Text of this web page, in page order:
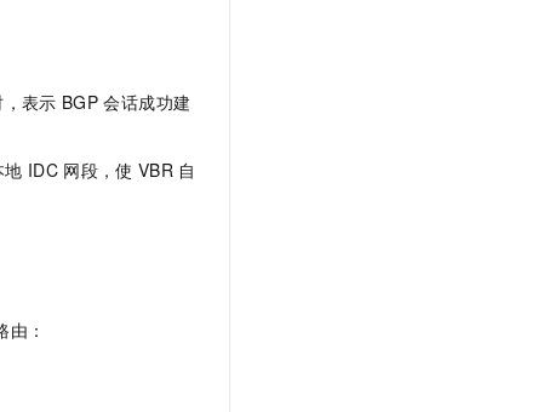
，表示 BGP 会话成功建
地 IDC 网段，使 VBR 自
由：